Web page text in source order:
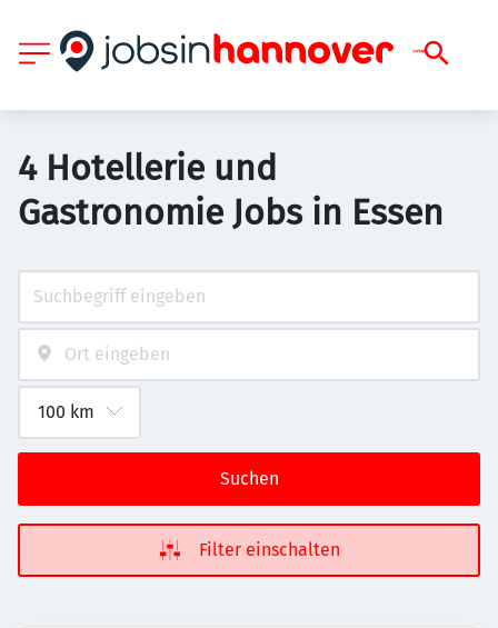
4 Hotellerie und
Gastronomie Jobs in Essen
Suchen
Filter einschalten